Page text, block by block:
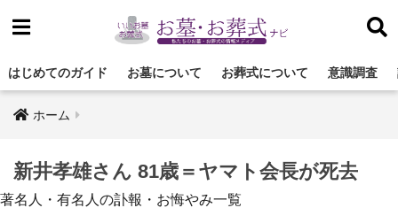
はじめてのガイド お墓について お葬式について 意識調査
ホーム
新井孝雄さん 81歳＝ヤマト会長が死去
著名人・有名人の訃報・お悔やみ一覧